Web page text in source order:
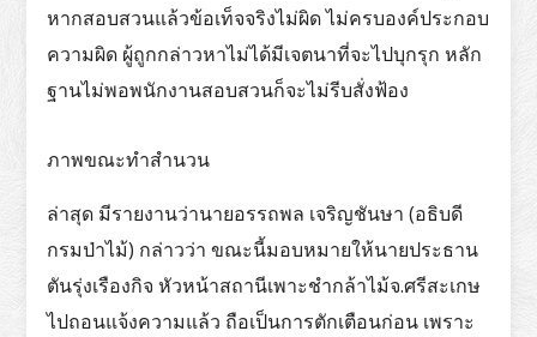
หากสอบสวนแล้วข้อเท็จจริงไม่ผิด ไม่ครบองค์ประกอบ
ความผิด ผู้ถูกกล่าวหาไม่ได้มีเจตนาที่จะไปบุกรุก หลัก
ฐานไม่พอพนักงานสอบสวนก็จะไม่รีบสั่งฟ้อง
ภาพขณะทำสำนวน
ล่าสุด มีรายงานว่านายอรรถพล เจริญชันษา (อธิบดี
กรมป่าไม้) กล่าวว่า ขณะนี้มอบหมายให้นายประธาน
ตันรุ่งเรืองกิจ หัวหน้าสถานีเพาะชำกล้าไม้จ.ศรีสะเกษ
ไปถอนแจ้งความแล้ว ถือเป็นการตักเตือนก่อน เพราะ